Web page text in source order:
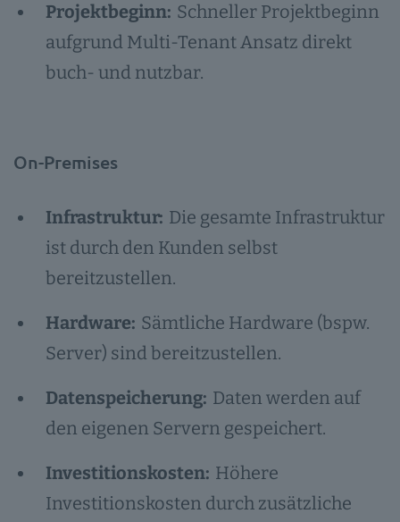
Projektbeginn: Schneller Projektbeginn
aufgrund Multi-Tenant Ansatz direkt
buch- und nutzbar.
On-Premises
Infrastruktur: Die gesamte Infrastruktur
ist durch den Kunden selbst
bereitzustellen.
Hardware: Sämtliche Hardware (bspw.
Server) sind bereitzustellen.
Datenspeicherung: Daten werden auf
den eigenen Servern gespeichert.
Investitionskosten: Höhere
Investitionskosten durch zusätzliche